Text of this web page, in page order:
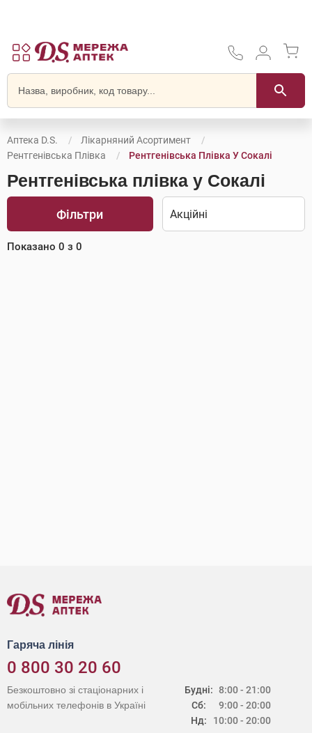
Аптека D.S.
Лікарняний Асортимент
Рентгенівська Плівка
Рентгенівська Плівка У Сокалі
Рентгенівська плівка у Сокалі
Фільтри
Показано 0 з 0
Гаряча лінія
0 800 30 20 60
Будні:
Сб:
Нд:
8:00 - 21:00
9:00 - 20:00
10:00 - 20:00
Безкоштовно зі стаціонарних і
мобільних телефонів в Україні